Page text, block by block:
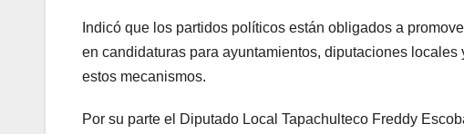
Indicó que los partidos políticos están obligados a
en candidaturas para ayuntamientos, diputaciones
estos mecanismos.
Por su parte el Diputado Local Tapachulteco Freddy